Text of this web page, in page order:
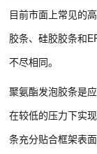
目前市面上常见的
胶条、硅胶胶条和
不尽相同。
聚氨酯发泡胶条是
在较低的压力下实
条充分贴合框架表